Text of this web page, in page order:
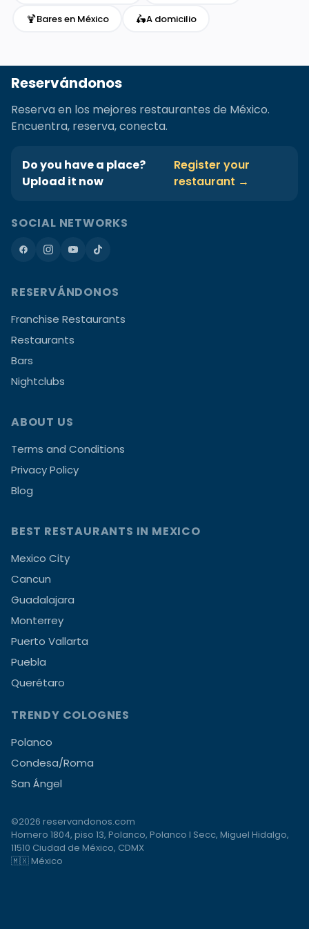
🍹Bares en México 🛵A domicilio
Reservándonos
Reserva en los mejores restaurantes de México.
Encuentra, reserva, conecta.
Do you have a place?
Upload it now
Register your
restaurant →
SOCIAL NETWORKS
RESERVÁNDONOS
Franchise Restaurants
Restaurants
Bars
Nightclubs
ABOUT US
Terms and Conditions
Privacy Policy
Blog
BEST RESTAURANTS IN MEXICO
Mexico City
Cancun
Guadalajara
Monterrey
Puerto Vallarta
Puebla
Querétaro
TRENDY COLOGNES
Polanco
Condesa/Roma
San Ángel
©2026 reservandonos.com
Homero 1804, piso 13, Polanco, Polanco I Secc, Miguel Hidalgo,
11510 Ciudad de México, CDMX
🇲🇽 México